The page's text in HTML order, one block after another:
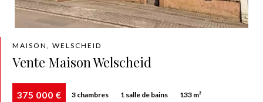
MAISON, WELSCHEID
Vente Maison Welscheid
375 000 € 3 chambres 1 salle de bains 133 m²